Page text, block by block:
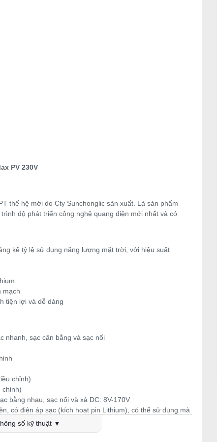
PV 230V
thế hệ mới do Cty Sunchonglic sản xuất. Là sản phẩm
độ phát triển công nghệ quang điện mới nhất và có
kể tỷ lệ sử dụng năng lượng mặt trời, với hiệu suất
mạch
tiện lợi và dễ dàng
nhanh, sạc cân bằng và sạc nổi
chỉnh)
bằng nhau, sạc nổi và xả DC: 8V-170V
có điện áp sạc (kích hoạt pin Lithium), có thể sử dụng mà
số kỹ thuật ▼